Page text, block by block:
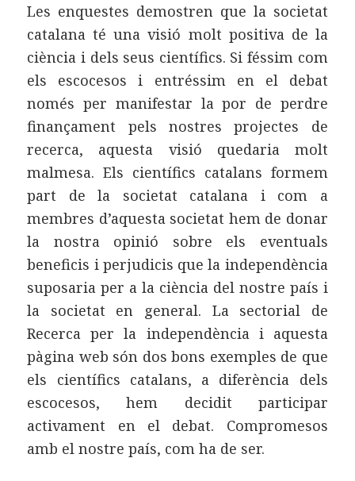
Les enquestes demostren que la societat
catalana té una visió molt positiva de la
ciència i dels seus científics. Si féssim com
els escocesos i entréssim en el debat
només per manifestar la por de perdre
finançament pels nostres projectes de
recerca, aquesta visió quedaria molt
malmesa. Els científics catalans formem
part de la societat catalana i com a
membres d’aquesta societat hem de donar
la nostra opinió sobre els eventuals
beneficis i perjudicis que la independència
suposaria per a la ciència del nostre país i
la societat en general. La sectorial de
Recerca per la independència i aquesta
pàgina web són dos bons exemples de que
els científics catalans, a diferència dels
escocesos, hem decidit participar
activament en el debat. Compromesos
amb el nostre país, com ha de ser.